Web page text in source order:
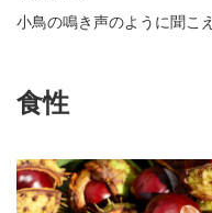
小鳥の鳴き声のように聞こ
食性